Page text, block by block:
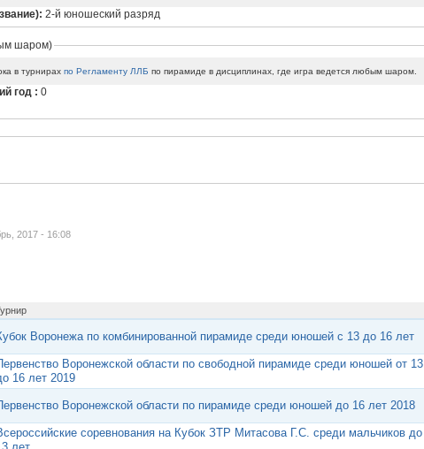
2-й юношеский разряд
шаром)
в турнирахпо Регламенту ЛЛБ по пирамиде в дисциплинах, где игра ведется любым шаром.
год :0
2017 - 16:08
Воронежа по комбинированной пирамиде среди юношей с 13 до 16 лет
Воронежской области по свободной пирамиде среди юношей от 13
16 лет 2019
Воронежской области по пирамиде среди юношей до 16 лет 2018
соревнования на Кубок ЗТР Митасова Г.С. среди мальчиков до